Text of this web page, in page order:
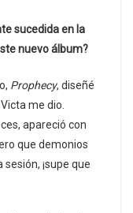
sucedida en la
nuevo álbum?
Prophecy, diseñé
me dio.
apareció con
que demonios
¡supe que